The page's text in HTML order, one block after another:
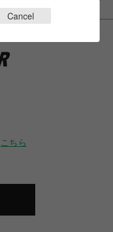
こちら
Cancel